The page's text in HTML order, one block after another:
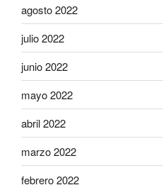
agosto 2022
julio 2022
junio 2022
mayo 2022
abril 2022
marzo 2022
febrero 2022